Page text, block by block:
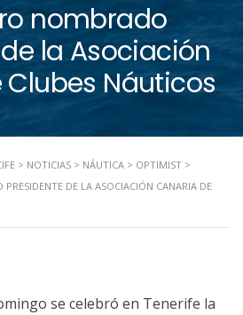
nombrado
la Asociación
Náuticos
> NOTICIAS > NÁUTICA > OPTIMIST >
DE LA ASOCIACIÓN CANARIA DE
se celebró en Tenerife la